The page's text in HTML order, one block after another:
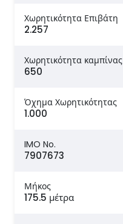
Χωρητικότητα Επιβάτη
2.257
Χωρητικότητα καμπίνας
650
Όχημα Χωρητικότητας
1.000
IMO No.
7907673
Μήκος
175.5 μέτρα